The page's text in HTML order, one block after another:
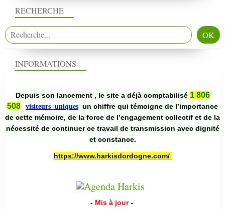
RECHERCHE
INFORMATIONS
Depuis son lancement , le site a déjà comptabilisé 1 806
508
visiteurs uniques un chiffre qui témoigne de l’importance
de cette mémoire, de la force de l’engagement collectif et de la
nécessité de continuer ce travail de transmission avec dignité
et constance.
https://www.harkisdordogne.com/
- Mis à jour -